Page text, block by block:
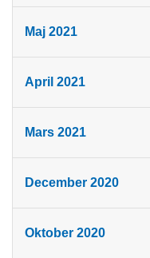
Maj 2021
April 2021
Mars 2021
December 2020
Oktober 2020